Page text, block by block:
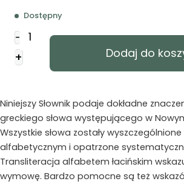
Dostępny
-
ilość
Grecko-
polski
słownik
+ Dodaj do
Niniejszy Słownik podaje dokładne
greckiego słowa występującego w
Wszystkie słowa zostały
alfabetycznym i opatrzone
Transliteracja alfabetem łacińskim
wymowę. Bardzo pomocne są też